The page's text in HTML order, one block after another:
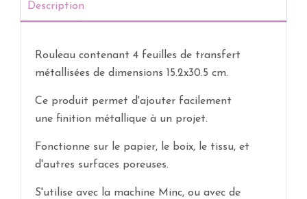
Description
Rouleau contenant 4 feuilles de transfert
métallisées de dimensions 15.2x30.5 cm.
Ce produit permet d'ajouter facilement
une finition métallique à un projet.
Fonctionne sur le papier, le boix, le tissu, et
d'autres surfaces poreuses.
S'utilise avec la machine Minc, ou avec de